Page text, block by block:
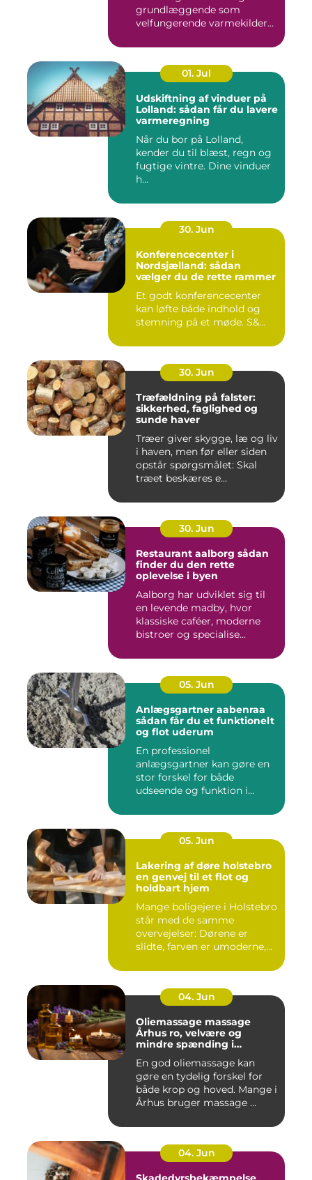
grundlæggende som
velfungerende varmekilder
01. Jul
Udskiftning af vinduer på
Lolland: sådan får du lavere
varmeregning
Når du bor på Lolland,
kender du til blæst, regn og
fugtige vintre. Dine vinduer
h...
30. Jun
Konferencecenter i
Nordsjælland: sådan
vælger du de rette rammer
Et godt konferencecenter
kan løfte både indhold og
stemning på et møde. S&...
30. Jun
Træfældning på falster:
sikkerhed, faglighed og
sunde haver
Træer giver skygge, læ og liv
i haven, men før eller siden
opstår spørgsmålet: Skal
træet beskæres e...
30. Jun
Restaurant aalborg sådan
finder du den rette
oplevelse i byen
Aalborg har udviklet sig til
en levende madby, hvor
klassiske caféer, moderne
bistroer og specialise...
05. Jun
Anlægsgartner aabenraa
sådan får du et funktionelt
og flot uderum
En professionel
anlægsgartner kan gøre en
stor forskel for både
udseende og funktion i
05. Jun
Lakering af døre holstebro
en genvej til et flot og
holdbart hjem
Mange boligejere i Holstebro
står med de samme
overvejelser: Dørene er
slidte, farven er umoderne,
04. Jun
Oliemassage massage
Århus ro, velvære og
mindre spænding i
En god oliemassage kan
gøre en tydelig forskel for
både krop og hoved. Mange i
Århus bruger massage ...
04. Jun